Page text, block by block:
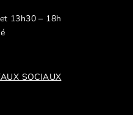
13h30 – 18h
SOCIAUX